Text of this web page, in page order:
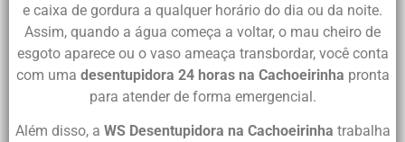
e caixa de gordura a qualquer horário do dia ou da noite.
Assim, quando a água começa a voltar, o mau cheiro de
esgoto aparece ou o vaso ameaça transbordar, você conta
com uma desentupidora 24 horas na Cachoeirinha pronta
para atender de forma emergencial.
Além disso, a WS Desentupidora na Cachoeirinha trabalha